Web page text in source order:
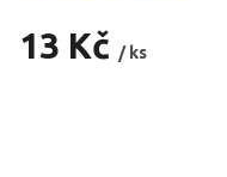
13 Kč / ks